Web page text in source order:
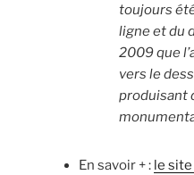
toujours
ligne et du
2009 que
vers le
produisant
En savoir + : le